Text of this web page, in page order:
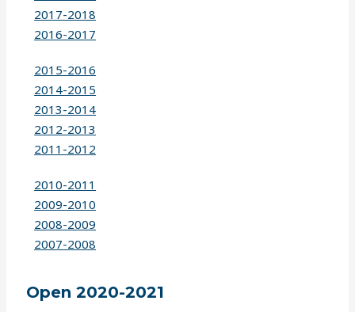
2017-2018
2016-2017
2015-2016
2014-2015
2013-2014
2012-2013
2011-2012
2010-2011
2009-2010
2008-2009
2007-2008
Open 2020-2021